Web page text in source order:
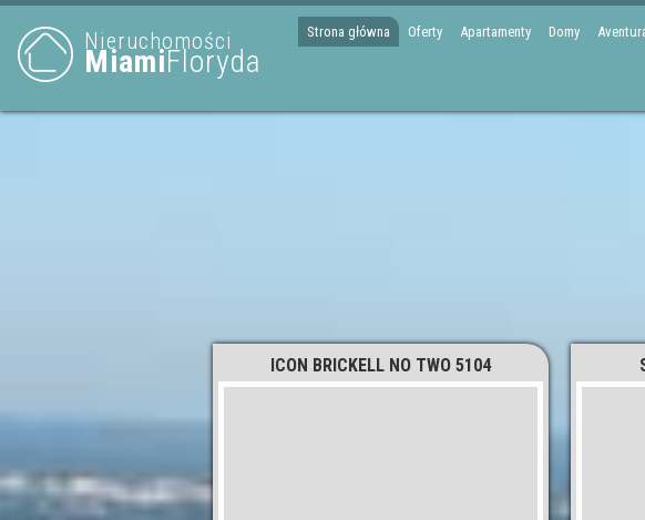
Nieruchomości
MiamiFloryda
Strona główna Oferty Apartamenty Domy
ICON BRICKELL NO TWO 5104